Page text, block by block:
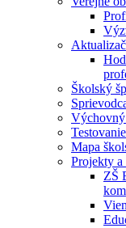
Školský
Výchovný
Mapa
Projekty
ZŠ